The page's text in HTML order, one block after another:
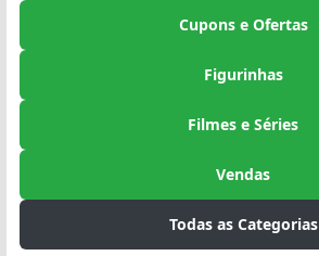
Cupons e Ofertas
Figurinhas
Filmes e Séries
Vendas
Todas as Categorias